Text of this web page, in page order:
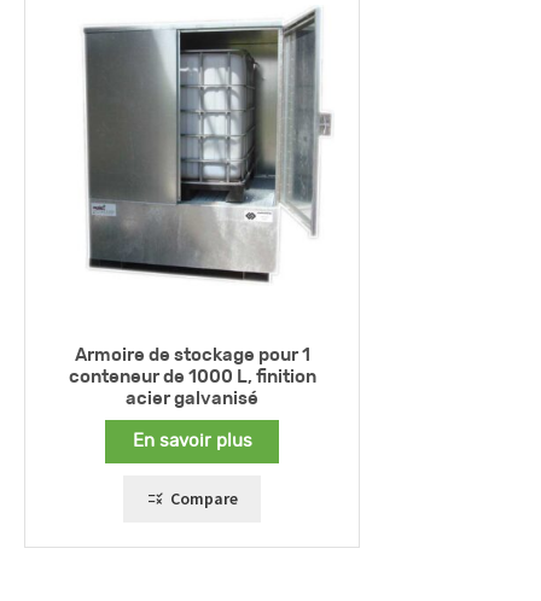
Armoire de stockage pour 1
conteneur de 1000 L, finition
acier galvanisé
En savoir plus
Compare